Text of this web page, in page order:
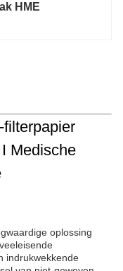
HME
Medische
oplossing
indrukwekkende